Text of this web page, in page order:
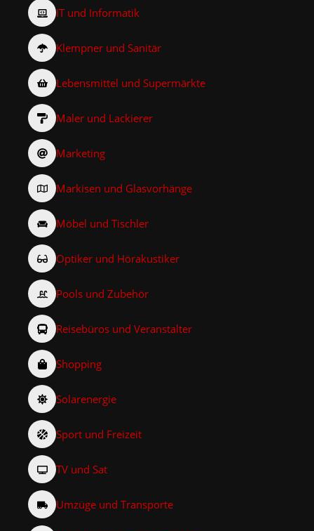
IT und Informatik
Klempner und Sanitär
Lebensmittel und Supermärkte
Maler und Lackierer
Marketing
Markisen und Glasvorhänge
Möbel und Tischler
Optiker und Hörakustiker
Pools und Zubehör
Reisebüros und Veranstalter
Shopping
Solarenergie
Sport und Freizeit
TV und Sat
Umzüge und Transporte